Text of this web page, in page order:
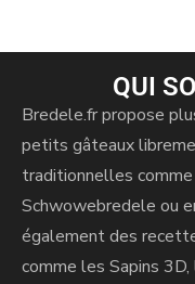
t
v
:
QUI
Bredele.fr propose
petits gâteaux
traditionnelles
Schwowebredele ou
également des
comme les Sapins